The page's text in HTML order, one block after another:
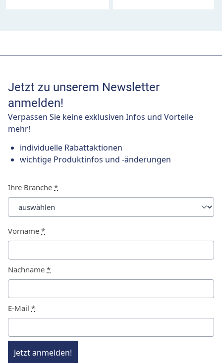
Jetzt zu unserem Newsletter
anmelden!
Verpassen Sie keine exklusiven Infos und Vorteile
mehr!
individuelle Rabattaktionen
wichtige Produktinfos und -änderungen
Ihre Branche *
Vorname *
Nachname *
E-Mail *
Jetzt anmelden!